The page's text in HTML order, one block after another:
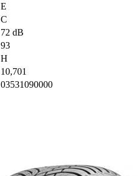
E
C
72 dB
93
H
10,701
03531090000